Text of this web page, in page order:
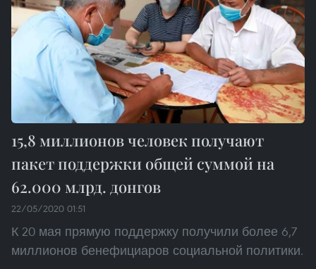
15,8 миллионов человек получают
пакет поддержки общей суммой на
62.000 млрд. донгов
22/05/2020 01:51
К 20 мая прямую поддержку получили более 6,7
миллионов бенефициаров социальной политики.